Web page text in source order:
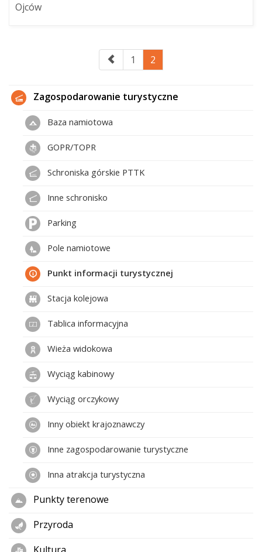
Ojców
1 2
Zagospodarowanie turystyczne
Baza namiotowa
GOPR/TOPR
Schroniska górskie PTTK
Inne schronisko
Parking
Pole namiotowe
Punkt informacji turystycznej
Stacja kolejowa
Tablica informacyjna
Wieża widokowa
Wyciąg kabinowy
Wyciąg orczykowy
Inny obiekt krajoznawczy
Inne zagospodarowanie turystyczne
Inna atrakcja turystyczna
Punkty terenowe
Przyroda